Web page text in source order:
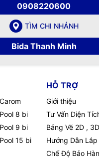
0908220600
TÌM CHI NHÁNH
Bida Thanh Minh
8 bi
9 bi
15 bi
HỖ TRỢ
Giới thiệu
Tư Vấn Diện
Bảng Vẽ 2D ,
Hướng Dẫn
Chế Độ Bảo